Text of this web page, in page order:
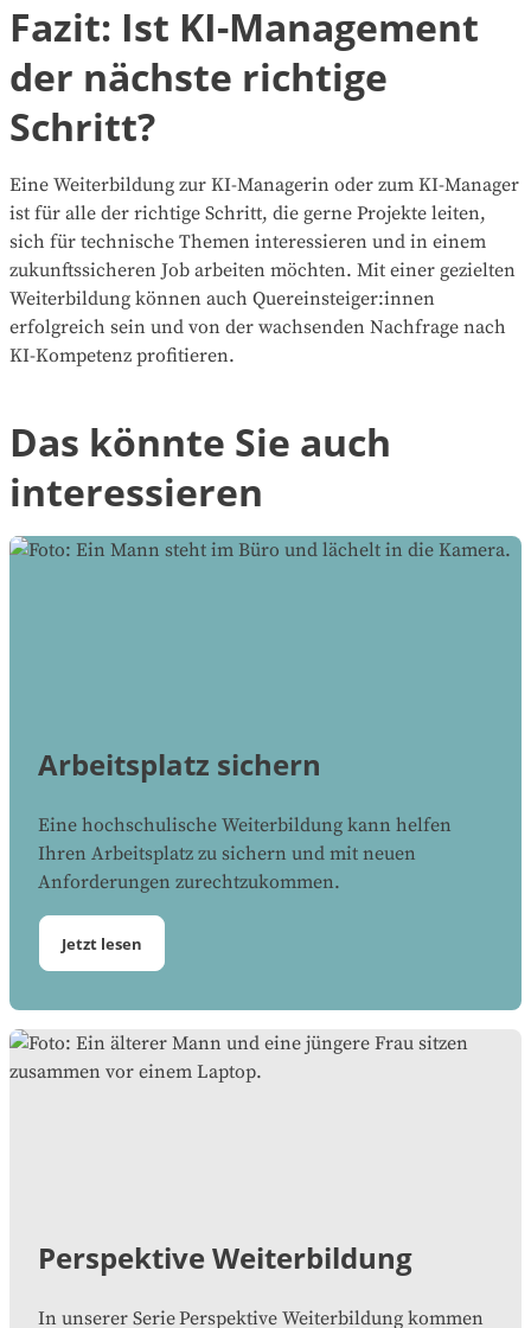
Fazit: Ist KI-Management
der nächste richtige
Schritt?
Eine Weiterbildung zur KI-Managerin oder zum KI-Manager
ist für alle der richtige Schritt, die gerne Projekte leiten,
sich für technische Themen interessieren und in einem
zukunftssicheren Job arbeiten möchten. Mit einer gezielten
Weiterbildung können auch Quereinsteiger:innen
erfolgreich sein und von der wachsenden Nachfrage nach
KI-Kompetenz profitieren.
Das könnte Sie auch
interessieren
Arbeitsplatz sichern
Eine hochschulische Weiterbildung kann helfen
Ihren Arbeitsplatz zu sichern und mit neuen
Anforderungen zurechtzukommen.
Jetzt lesen
Perspektive Weiterbildung
In unserer SeriePerspektive Weiterbildung kommen